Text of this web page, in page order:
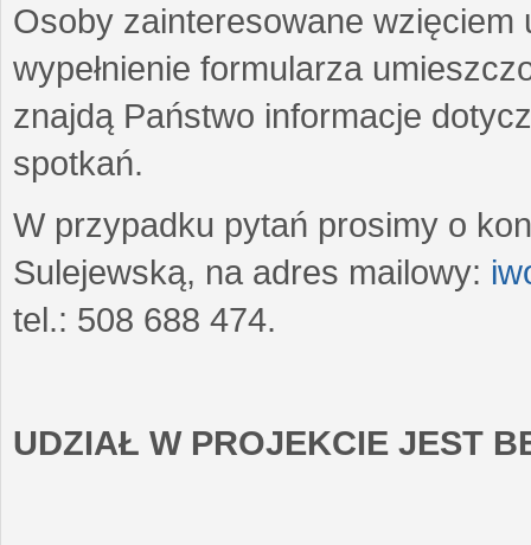
Osoby zainteresowane wzięciem
wypełnienie formularza
znajdą Państwo informacje
spotkań.
W przypadku pytań prosimy o
Sulejewską, na adres mailowy:
tel.: 508 688 474.
UDZIAŁ W PROJEKCIE JEST